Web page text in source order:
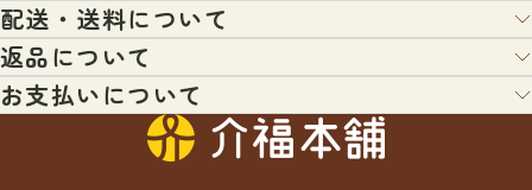
配送・送料について
配送業者：ヤマト運輸・日本郵便・佐川急便・福山通運のいずれ
か（宅配便またはメール便）
＊配送業者の指定はできません。あらかじめご了承くださいま
＊日時指定がないご注文につきましては、通常最短日程にて出荷
返品について
お客様都合による返品について
以下の条件にあてはまる場合、返品を受付いたします。
お支払いについて
クレジットカード払、コンビニ払、代引き、銀行振込、などを用
意してございます。ご希望にあわせて、各種ご利用ください。